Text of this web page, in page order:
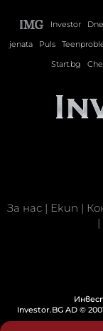
Investor
jenata
Puls
Start.bg
За нас | Екип |
|
Investor.BG AD ©